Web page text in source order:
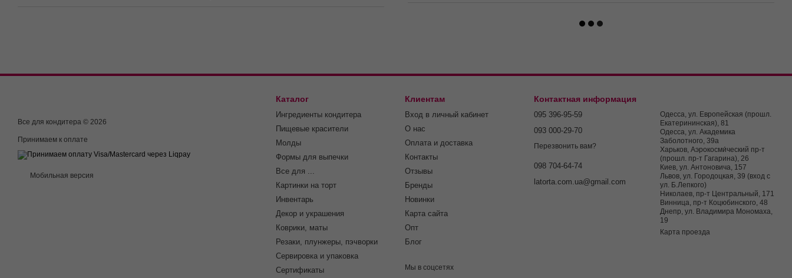
Все для кондитера © 2026
Принимаем к оплате
Мобильная версия
Каталог
Ингредиенты кондитера
Пищевые красители
Молды
Формы для выпечки
Все для ...
Картинки на торт
Инвентарь
Декор и украшения
Коврики, маты
Резаки, плунжеры, пэчворки
Сервировка и упаковка
Cертификаты
Клиентам
Вход в личный кабинет
О нас
Оплата и доставка
Контакты
Отзывы
Бренды
Новинки
Карта сайта
Опт
Блог
Мы в соцсетях
Контактная информация
095 396-95-59
093 000-29-70
Перезвонить вам?
098 704-64-74
latorta.com.ua@gmail.com
Одесса, ул. Европейская (прошл.
Екатерининская), 81
Одесса, ул. Академика
Заболотного, 39а
Харьков, Аэрокосми́ческий пр-т
(прошл. пр-т Гагарина), 26
Киев, ул. Антоновича, 157
Львов, ул. Городоцкая, 39 (вход с
ул. Б.Лепкого)
Николаев, пр-т Центральный, 171
Винница, пр-т Коцюбинского, 48
Днепр, ул. Владимира Мономаха,
19
Карта проезда